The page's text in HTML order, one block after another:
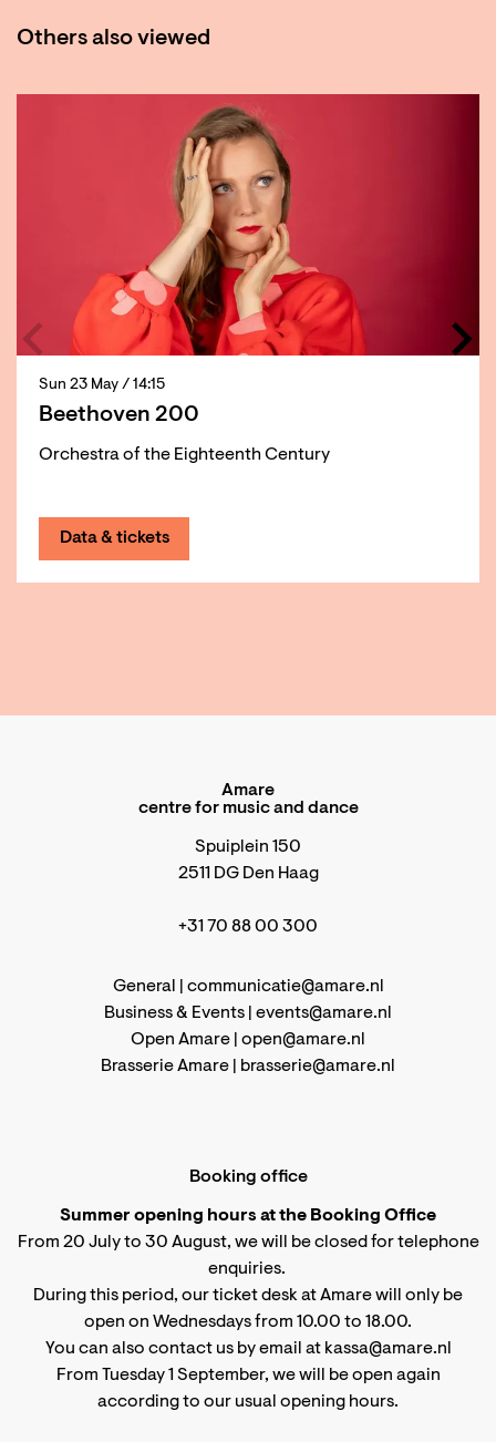
Others also viewed
Beethoven 200
Orchestra of the Eighteenth Century
Sun 23 May / 14:15
Data & tickets
Amare
centre for music and dance
Spuiplein 150
2511 DG Den Haag
+31 70 88 00 300
General | communicatie@amare.nl
Business & Events | events@amare.nl
Open Amare | open@amare.nl
Brasserie Amare |
brasserie@amare.nl
Booking office
Summer opening hours at the Booking Office
From 20 July to 30 August, we will be closed for telephone
enquiries.
During this period, our ticket desk at Amare will only be
open on Wednesdays from 10.00 to 18.00.
You can also contact us by email at kassa@amare.nl
From Tuesday 1 September, we will be open again
according to our usual opening hours.